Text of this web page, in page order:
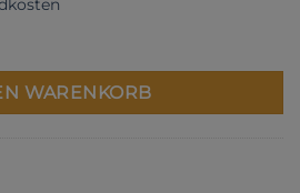
WARENKORB